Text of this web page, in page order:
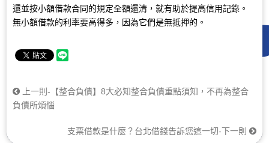
還並按小額借款合同的規定全額還清，就有助於提高信用記錄。
無小額借款的利率要高得多，因為它們是無抵押的。
上一則-【整合負債】8大必知整合負債重點須知，不再為整合
負債所煩惱
支票借款是什麼？台北借錢告訴您這一切-下一則